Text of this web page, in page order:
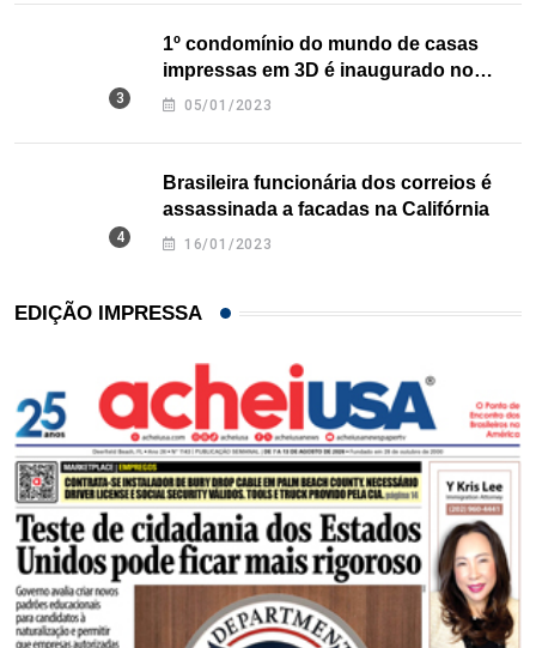
1º condomínio do mundo de casas
impressas em 3D é inaugurado no
Texas
05/01/2023
Brasileira funcionária dos correios é
assassinada a facadas na Califórnia
16/01/2023
EDIÇÃO IMPRESSA